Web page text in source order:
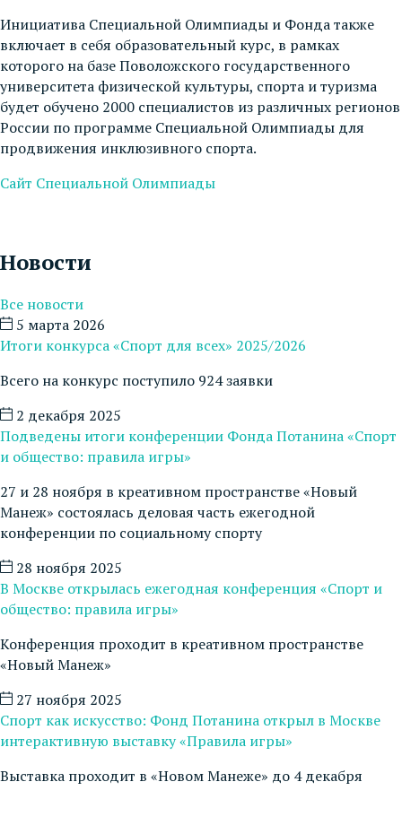
Инициатива Специальной Олимпиады и Фонда также
включает в себя образовательный курс, в рамках
которого на базе Поволожского государственного
университета физической культуры, спорта и туризма
будет обучено 2000 специалистов из различных регионов
России по программе Специальной Олимпиады для
продвижения инклюзивного спорта.
Сайт Специальной Олимпиады
Новости
Все новости
5 марта 2026
Итоги конкурса «Спорт для всех» 2025/2026
Всего на конкурс поступило 924 заявки
2 декабря 2025
Подведены итоги конференции Фонда Потанина «Спорт
и общество: правила игры»
27 и 28 ноября в креативном пространстве «Новый
Манеж» состоялась деловая часть ежегодной
конференции по социальному спорту
28 ноября 2025
В Москве открылась ежегодная конференция «Спорт и
общество: правила игры»
Конференция проходит в креативном пространстве
«Новый Манеж»
27 ноября 2025
Спорт как искусство: Фонд Потанина открыл в Москве
интерактивную выставку «Правила игры»
Выставка проходит в «Новом Манеже» до 4 декабря